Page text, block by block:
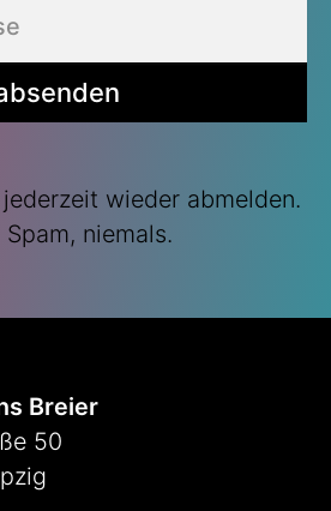
wieder abmelden.
Spam, niemals.
Breier
50